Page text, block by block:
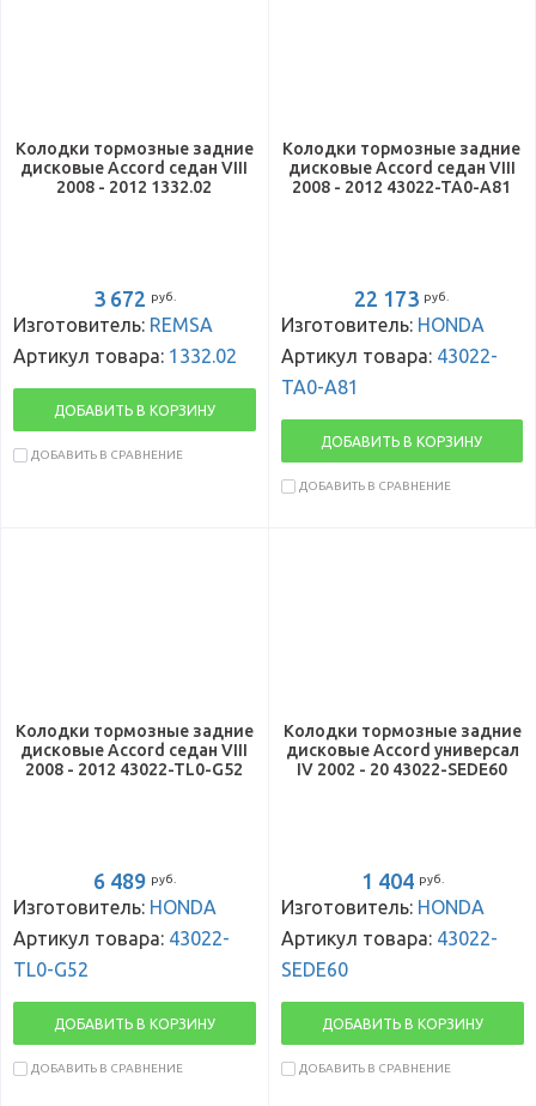
Колодки тормозные задние
дисковые Accord седан VIII
2008 - 2012 1332.02
3 672 руб.
Изготовитель: REMSA
Артикул товара: 1332.02
ДОБАВИТЬ В КОРЗИНУ
ДОБАВИТЬ В СРАВНЕНИЕ
Колодки тормозные задние
дисковые Accord седан VIII
2008 - 2012 43022-TA0-A81
22 173 руб.
Изготовитель: HONDA
Артикул товара: 43022-
TA0-A81
ДОБАВИТЬ В КОРЗИНУ
ДОБАВИТЬ В СРАВНЕНИЕ
Колодки тормозные задние
дисковые Accord седан VIII
2008 - 2012 43022-TL0-G52
6 489 руб.
Изготовитель: HONDA
Артикул товара: 43022-
TL0-G52
ДОБАВИТЬ В КОРЗИНУ
ДОБАВИТЬ В СРАВНЕНИЕ
Колодки тормозные задние
дисковые Accord универсал
IV 2002 - 20 43022-SEDE60
1 404 руб.
Изготовитель: HONDA
Артикул товара: 43022-
SEDE60
ДОБАВИТЬ В КОРЗИНУ
ДОБАВИТЬ В СРАВНЕНИЕ